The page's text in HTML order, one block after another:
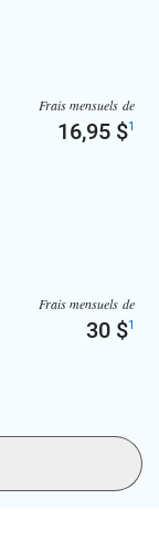
Frais mensuels de
16,95 $1
Frais mensuels de
30 $1